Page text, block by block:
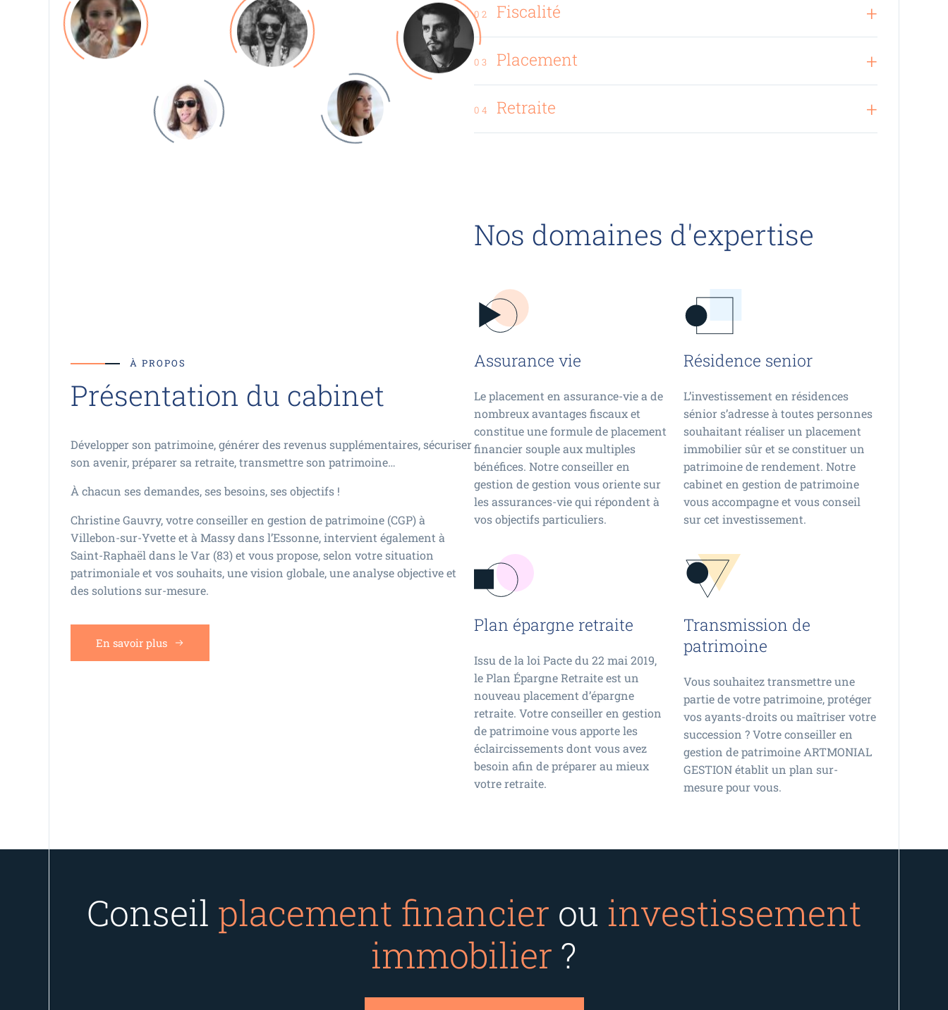
02 Fiscalité
03 Placement
04 Retraite
À PROPOS
Présentation du cabinet
Développer son patrimoine, générer des revenus supplémentaires, sécuriser
son avenir, préparer sa retraite, transmettre son patrimoine…
À chacun ses demandes, ses besoins, ses objectifs !
Christine Gauvry, votre conseiller en gestion de patrimoine (CGP) à
Villebon-sur-Yvette et à Massy dans l’Essonne, intervient également à
Saint-Raphaël dans le Var (83) et vous propose, selon votre situation
patrimoniale et vos souhaits, une vision globale, une analyse objective et
des solutions sur-mesure.
En savoir plus
Nos domaines d'expertise
Assurance vie
Le placement en assurance-vie a de
nombreux avantages fiscaux et
constitue une formule de placement
financier souple aux multiples
bénéfices. Notre conseiller en
gestion de gestion vous oriente sur
les assurances-vie qui répondent à
vos objectifs particuliers.
Résidence senior
L’investissement en résidences
sénior s’adresse à toutes personnes
souhaitant réaliser un placement
immobilier sûr et se constituer un
patrimoine de rendement. Notre
cabinet en gestion de patrimoine
vous accompagne et vous conseil
sur cet investissement.
Plan épargne retraite
Issu de la loi Pacte du 22 mai 2019,
le Plan Épargne Retraite est un
nouveau placement d’épargne
retraite. Votre conseiller en gestion
de patrimoine vous apporte les
éclaircissements dont vous avez
besoin afin de préparer au mieux
votre retraite.
Transmission de
patrimoine
Vous souhaitez transmettre une
partie de votre patrimoine, protéger
vos ayants-droits ou maîtriser votre
succession ? Votre conseiller en
gestion de patrimoine ARTMONIAL
GESTION établit un plan sur-
mesure pour vous.
Conseil placement financier ou investissement
immobilier ?